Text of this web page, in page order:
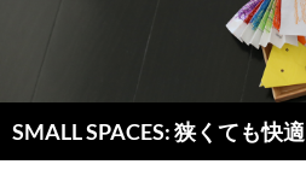
SMALL SPACES: 狭くても快
索